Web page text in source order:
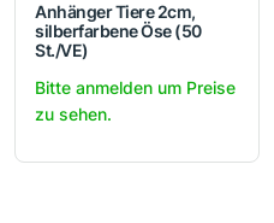
Anhänger Tiere 2cm,
silberfarbene Öse (50
St./VE)
Bitte anmelden um Preise
zu sehen.